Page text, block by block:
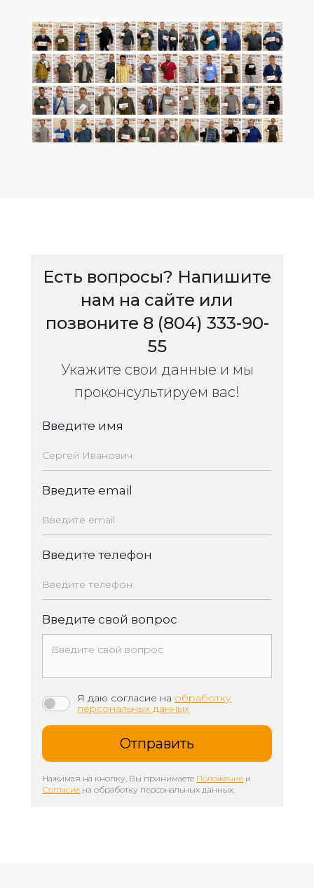
Есть вопросы? Напишите
нам на сайте или
позвоните 8 (804) 333-90-
55
Укажите свои данные и мы
проконсультируем вас!
Введите имя
Введите email
Введите телефон
Введите свой вопрос
Я даю согласие на обработку
персональных данных
Нажимая на кнопку, Вы принимаете Положение и
Согласие на обработку персональных данных.